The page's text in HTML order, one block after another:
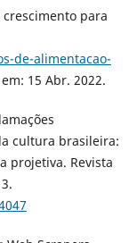
para
de-alimentacao-
15 Abr. 2022.
cultura brasileira:
projetiva. Revista